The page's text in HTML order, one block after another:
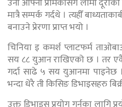
मात्रै सम्पर्क गर्दथे । त्यहीँ
बनाउने प्रेरणा प्राप्त भयो ।
चिनिया इ कमर्श प्लाटफर्म
सय ८८ युआन राखिएको छ । तर
गर्दा साढे ५ सय युआनमा पाइनेछ
भन्दा धेरै ती किसिङ डिभाइसहरु